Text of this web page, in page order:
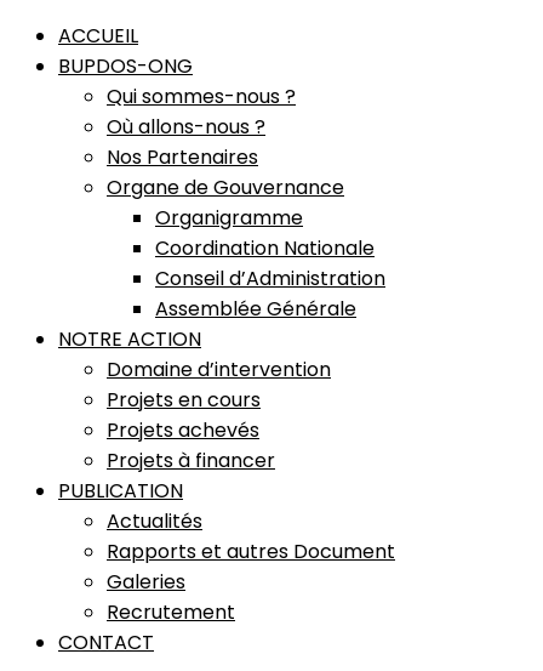
ACCUEIL
BUPDOS-ONG
Qui sommes-nous ?
Où allons-nous ?
Nos Partenaires
Organe de Gouvernance
Organigramme
Coordination Nationale
Conseil d’Administration
Assemblée Générale
NOTRE ACTION
Domaine d’intervention
Projets en cours
Projets achevés
Projets à financer
PUBLICATION
Actualités
Rapports et autres Document
Galeries
Recrutement
CONTACT